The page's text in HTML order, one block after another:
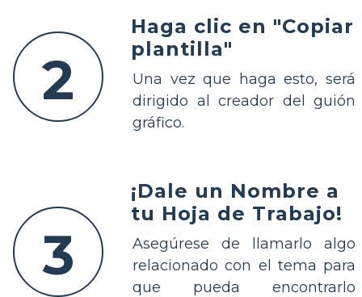
2
Haga clic en "Copiar
plantilla"
Una vez que haga esto, será
dirigido al creador del guión
gráfico.
3
¡Dale un Nombre a
tu Hoja de Trabajo!
Asegúrese de llamarlo algo
relacionado con el tema para
que pueda encontrarlo